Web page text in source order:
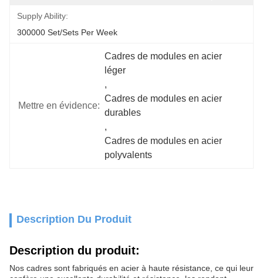
Supply Ability:
300000 Set/Sets Per Week
Mettre en évidence:
Cadres de modules en acier
léger
,
Cadres de modules en acier
durables
,
Cadres de modules en acier
polyvalents
Description Du Produit
Description du produit:
Nos cadres sont fabriqués en acier à haute résistance, ce qui leur